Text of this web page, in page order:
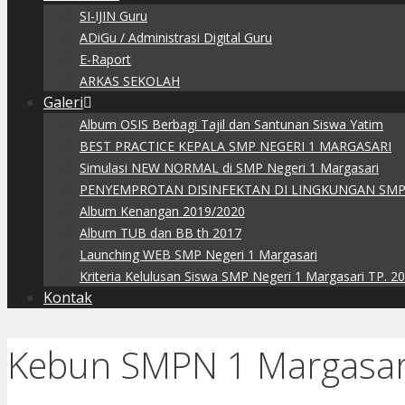
SI-IJIN Guru
ADiGu / Administrasi Digital Guru
E-Raport
ARKAS SEKOLAH
Galeri
Album OSIS Berbagi Tajil dan Santunan Siswa Yatim
BEST PRACTICE KEPALA SMP NEGERI 1 MARGASARI
Simulasi NEW NORMAL di SMP Negeri 1 Margasari
PENYEMPROTAN DISINFEKTAN DI LINGKUNGAN
Album Kenangan 2019/2020
Album TUB dan BB th 2017
Launching WEB SMP Negeri 1 Margasari
Kriteria Kelulusan Siswa SMP Negeri 1 Margasari TP.
Kontak
Kebun SMPN 1